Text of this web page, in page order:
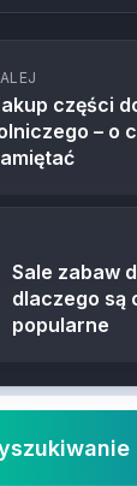
części
– o
Sale zabaw
dlaczego są
popularne